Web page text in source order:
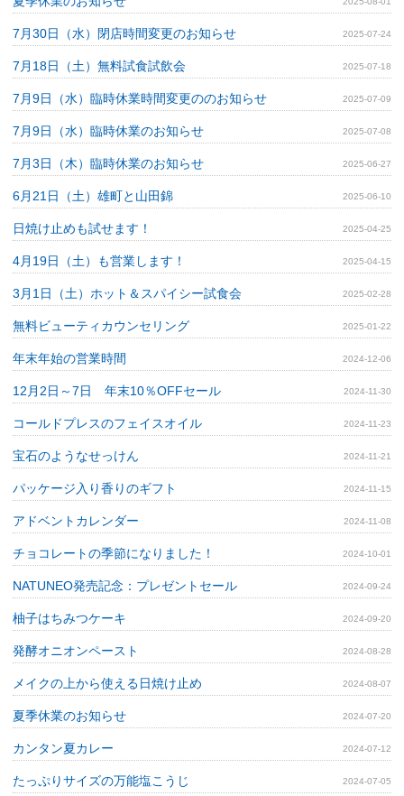
7月30日（水）閉店時間変更のお知らせ 2025-07-24
7月18日（土）無料試食試飲会 2025-07-18
7月9日（水）臨時休業時間変更ののお知らせ 2025-07-09
7月9日（水）臨時休業のお知らせ 2025-07-08
7月3日（木）臨時休業のお知らせ 2025-06-27
6月21日（土）雄町と山田錦 2025-06-10
日焼け止めも試せます！ 2025-04-25
4月19日（土）も営業します！ 2025-04-15
3月1日（土）ホット＆スパイシー試食会 2025-02-28
無料ビューティカウンセリング 2025-01-22
年末年始の営業時間 2024-12-06
12月2日～7日 年末10％OFFセール 2024-11-30
コールドプレスのフェイスオイル 2024-11-23
宝石のようなせっけん 2024-11-21
パッケージ入り香りのギフト 2024-11-15
アドベントカレンダー 2024-11-08
チョコレートの季節になりました！ 2024-10-01
NATUNEO発売記念：プレゼントセール 2024-09-24
柚子はちみつケーキ 2024-09-20
発酵オニオンペースト 2024-08-28
メイクの上から使える日焼け止め 2024-08-07
夏季休業のお知らせ 2024-07-20
カンタン夏カレー 2024-07-12
たっぷりサイズの万能塩こうじ 2024-07-05